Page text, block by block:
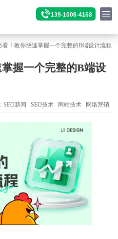
139-1008-4168
看！教你快速掌握一个完整的B端设计流程
握一个完整的B端设
SEO新闻 SEO技术 网站技术 网络营销